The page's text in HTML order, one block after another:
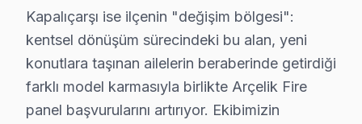
✓ 15+ Yıl Deneyim
✓ Orijinal Yedek Parça
✓ Ücretsiz Arıza Tespiti
Kapalıçarşı ise ilçenin "değişim bölgesi":
kentsel dönüşüm sürecindeki bu alan, yeni
konutlara taşınan ailelerin beraberinde getirdiği
farklı model karmasıyla birlikte Arçelik Fire
panel başvurularını artırıyor. Ekibimizin